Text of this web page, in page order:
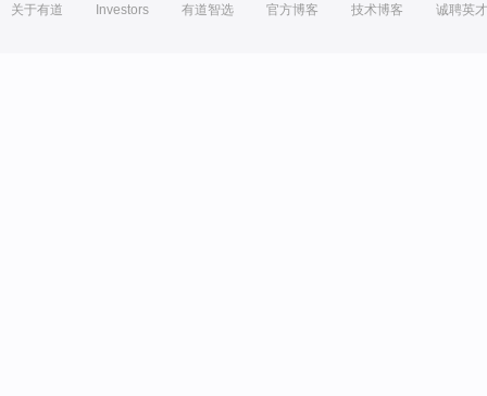
关于有道 Investors 有道智选 官方博客 技术博客 诚聘英才